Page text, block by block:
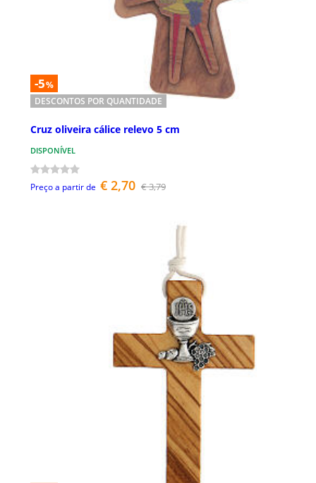
-5%
DESCONTOS POR QUANTIDADE
Cruz oliveira cálice relevo 5 cm
DISPONÍVEL
Preço a partir de € 2,70 € 3,79